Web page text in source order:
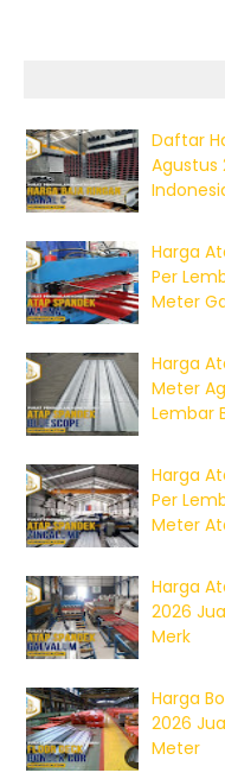
Daftar
Agustus
Harga
Per
Meter
Harga
Meter
Lembar
Harga
Per
Meter
Harga
2026
Merk
Harga
2026
Meter